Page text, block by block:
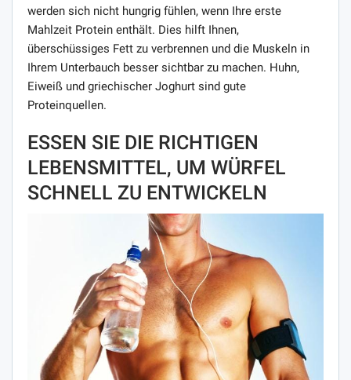
werden sich nicht hungrig fühlen, wenn Ihre erste
Mahlzeit Protein enthält. Dies hilft Ihnen,
überschüssiges Fett zu verbrennen und die Muskeln in
Ihrem Unterbauch besser sichtbar zu machen. Huhn,
Eiweiß und griechischer Joghurt sind gute
Proteinquellen.
ESSEN SIE DIE RICHTIGEN
LEBENSMITTEL, UM WÜRFEL
SCHNELL ZU ENTWICKELN